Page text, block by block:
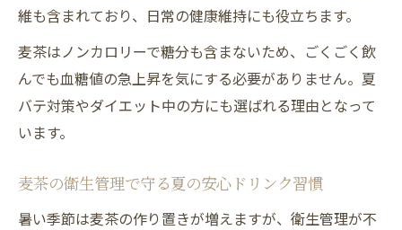
維も含まれており、日常の健康維持にも役立ちます。
麦茶はノンカロリーで糖分も含まないため、ごくごく飲
んでも血糖値の急上昇を気にする必要がありません。夏
バテ対策やダイエット中の方にも選ばれる理由となって
います。
麦茶の衛生管理で守る夏の安心ドリンク習慣
暑い季節は麦茶の作り置きが増えますが、衛生管理が不